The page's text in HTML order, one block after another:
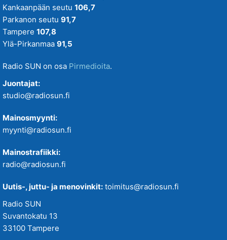
Kankaanpään seutu 106,7
Parkanon seutu 91,7
Tampere 107,8
Ylä-Pirkanmaa 91,5
Radio SUN on osa Pirmedioita.
Juontajat:
studio@radiosun.fi
Mainosmyynti:
myynti@radiosun.fi
Mainostrafiikki:
radio@radiosun.fi
Uutis-, juttu- ja menovinkit: toimitus@radiosun.fi
Radio SUN
Suvantokatu 13
33100 Tampere